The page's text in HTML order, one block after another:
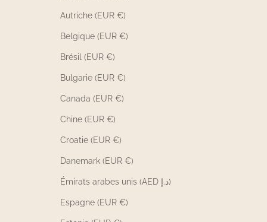
Autriche (EUR €)
Belgique (EUR €)
Brésil (EUR €)
Bulgarie (EUR €)
Canada (EUR €)
Chine (EUR €)
Croatie (EUR €)
Danemark (EUR €)
Émirats arabes unis (AED د.إ)
Espagne (EUR €)